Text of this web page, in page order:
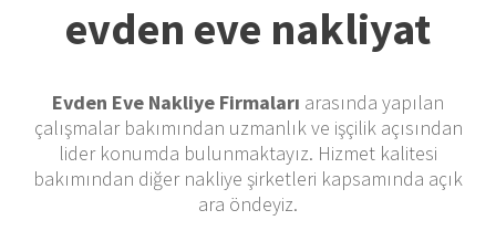
evden eve nakliyat
Evden Eve Nakliye Firmaları arasında yapılan
çalışmalar bakımından uzmanlık ve işçilik açısından
lider konumda bulunmaktayız. Hizmet kalitesi
bakımından diğer nakliye şirketleri kapsamında açık
ara öndeyiz.